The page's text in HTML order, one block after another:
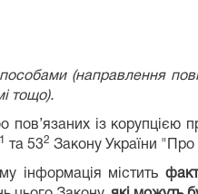
(направлення
тощо).
пов’язаних із
1 та 532 Закону України "Про
інформація містить